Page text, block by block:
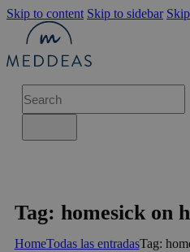
Skip to content Skip to sidebar
Tag: homesick on
HomeTodas las entradasTag: